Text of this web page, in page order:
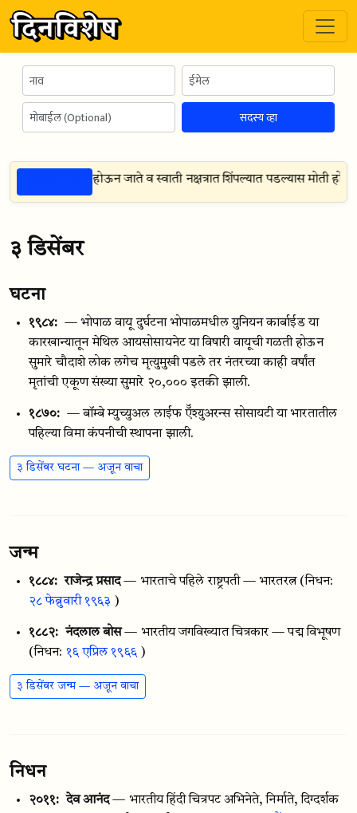
सदस्य व्हा
पडल्यास नष्ट होऊन जाते व स्वाती नक्षत्रात शिंपल्यात पडल्यास मोती
३ डिसेंबर
घटना
१९८४: — भोपाळ वायू दुर्घटना भोपाळमधील युनियन कार्बाईड या
कारखान्यातून मेथिल आयसोसायनेट या विषारी वायूची गळती होऊन
सुमारे चौदाशे लोक लगेच मृत्युमुखी पडले तर नंतरच्या काही वर्षांत
मृतांची एकूण संख्या सुमारे २०,००० इतकी झाली.
१८७०: — बॉम्बे म्युच्युअल लाईफ ऍॅश्युअरन्स सोसायटी या भारतातील
पहिल्या विमा कंपनीची स्थापना झाली.
३ डिसेंबर घटना — अजून वाचा
जन्म
१८८४: राजेन्द्र प्रसाद — भारताचे पहिले राष्ट्रपती — भारतरत्न (निधन:
२८ फेब्रुवारी १९६३ )
१८८२: नंदलाल बोस — भारतीय जगविख्यात चित्रकार — पद्म विभूषण
(निधन: १६ एप्रिल १९६६)
३ डिसेंबर जन्म — अजून वाचा
निधन
२०११: देव आनंद — भारतीय हिंदी चित्रपट अभिनेते, निर्माते, दिग्दर्शक